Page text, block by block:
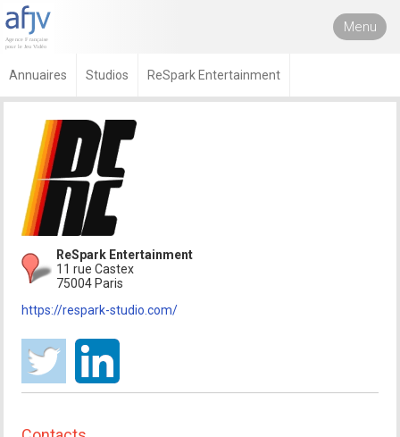
Menu
Annuaires Studios ReSpark Entertainment
ReSpark Entertainment
11 rue Castex
75004 Paris
https://respark-studio.com/